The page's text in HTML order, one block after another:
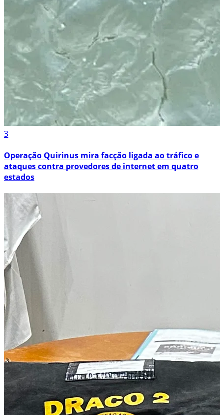
3
Operação Quirinus mira facção ligada ao tráfico e
ataques contra provedores de internet em quatro
estados